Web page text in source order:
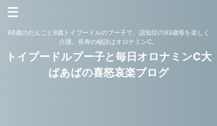
68歳のだんごと8歳トイプードルのプー子で、認知症の93歳母を楽しく
介護。長寿の秘訣はオロナミンC。
トイプードルプー子と毎日オロナミンC大
ばあばの喜怒哀楽ブログ